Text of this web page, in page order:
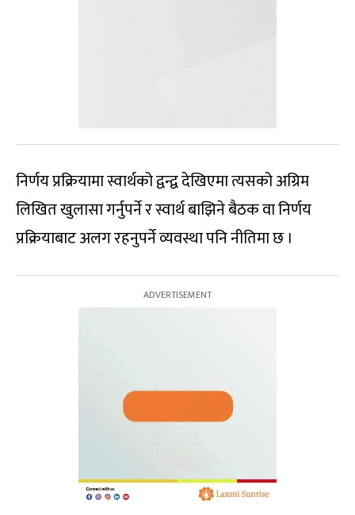
निर्णय प्रक्रियामा स्वार्थको द्वन्द्व देखिएमा त्यसको अग्रिम
लिखित खुलासा गर्नुपर्ने र स्वार्थ बाझिने बैठक वा निर्णय
प्रक्रियाबाट अलग रहनुपर्ने व्यवस्था पनि नीतिमा छ ।